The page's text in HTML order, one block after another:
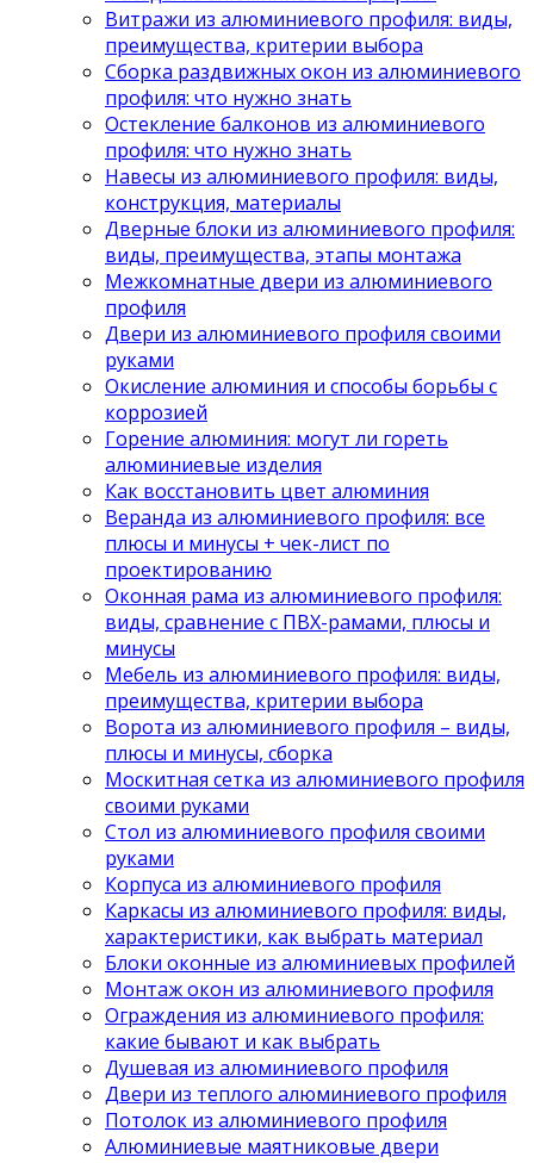
Витражи из алюминиевого профиля: виды,
преимущества, критерии выбора
Сборка раздвижных окон из алюминиевого
профиля: что нужно знать
Остекление балконов из алюминиевого
профиля: что нужно знать
Навесы из алюминиевого профиля: виды,
конструкция, материалы
Дверные блоки из алюминиевого профиля:
виды, преимущества, этапы монтажа
Межкомнатные двери из алюминиевого
профиля
Двери из алюминиевого профиля своими
руками
Окисление алюминия и способы борьбы с
коррозией
Горение алюминия: могут ли гореть
алюминиевые изделия
Как восстановить цвет алюминия
Веранда из алюминиевого профиля: все
плюсы и минусы + чек-лист по
проектированию
Оконная рама из алюминиевого профиля:
виды, сравнение с ПВХ-рамами, плюсы и
минусы
Мебель из алюминиевого профиля: виды,
преимущества, критерии выбора
Ворота из алюминиевого профиля – виды,
плюсы и минусы, сборка
Москитная сетка из алюминиевого профиля
своими руками
Стол из алюминиевого профиля своими
руками
Корпуса из алюминиевого профиля
Каркасы из алюминиевого профиля: виды,
характеристики, как выбрать материал
Блоки оконные из алюминиевых профилей
Монтаж окон из алюминиевого профиля
Ограждения из алюминиевого профиля:
какие бывают и как выбрать
Душевая из алюминиевого профиля
Двери из теплого алюминиевого профиля
Потолок из алюминиевого профиля
Алюминиевые маятниковые двери